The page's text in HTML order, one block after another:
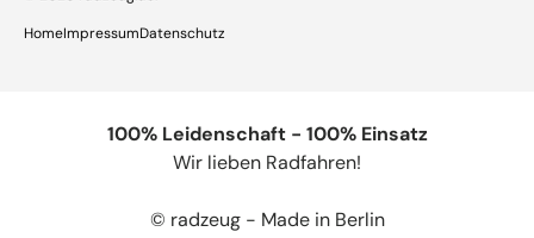
HomeImpressumDatenschutz
100% Leidenschaft - 100% Einsatz
Wir lieben Radfahren!
© radzeug - Made in Berlin